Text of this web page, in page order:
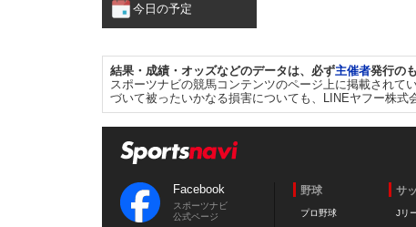
今日の予定
結果・成績・オッズなどのデータは、必ず主催者発行の
スポーツナビの競馬コンテンツのページ上に掲載されて
づいて被ったいかなる損害についても、LINEヤフー株式
Facebook
スポーツナビ
公式ページ
野球
プロ野球
サ
Jリ